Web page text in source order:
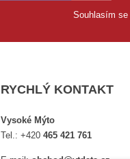
Souhlasím se
RYCHLÝ KONTAKT
Vysoké Mýto
Tel.:+420465 421 761